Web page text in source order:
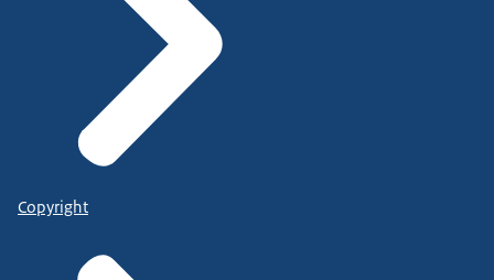
Copyright